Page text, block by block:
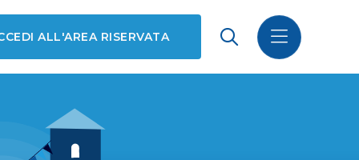
ALL'AREA RISERVATA